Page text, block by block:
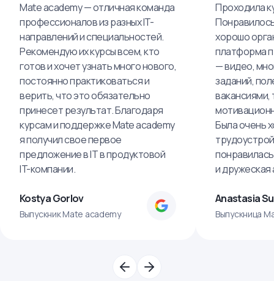
Mate academy — отличная команда
профессионалов из разных IT-
направлений и специальностей.
Рекомендую их курсы всем, кто
готов и хочет узнать много нового,
постоянно практиковаться и
верить, что это обязательно
принесет результат. Благодаря
курсам и поддержке Mate academy
я получил свое первое
предложение в IT в продуктовой
IT-компании.
Kostya Gorlov
Выпускник Mate academy
Проходила
хорошо
платформа
— видео,
заданий,
вакансиями,
Была очень
и
Anastasia
Выпускница